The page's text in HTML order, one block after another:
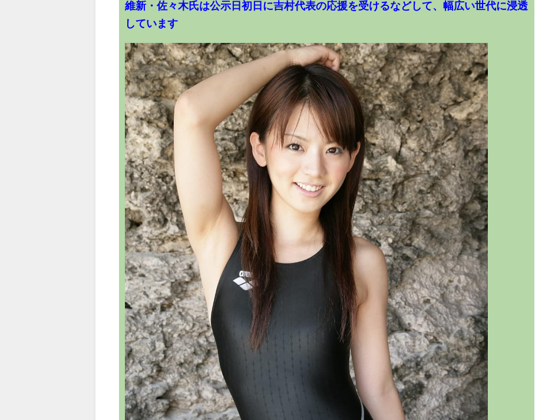
維新・佐々木氏は公示日初日に吉村代表の応援を受けるなどして、幅広い世代に浸透
しています